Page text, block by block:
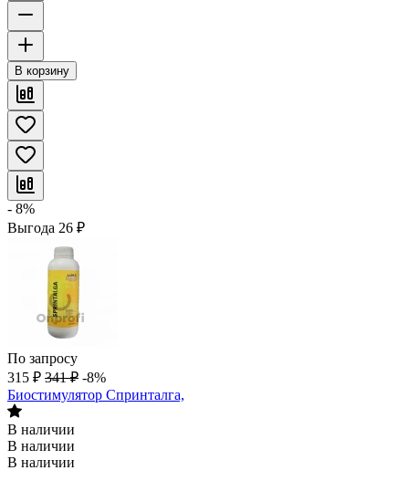
В корзину
- 8%
Выгода 26 ₽
По запросу
315 ₽ 341 ₽ -8%
Биостимулятор Спринталга,
В наличии
В наличии
В наличии